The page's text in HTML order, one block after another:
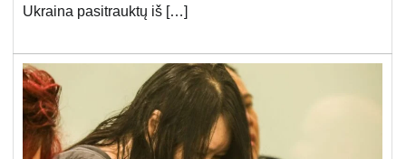
Ukraina pasitrauktų iš […]